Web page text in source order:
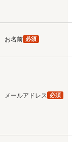
お名前 必須
メールアドレス 必須